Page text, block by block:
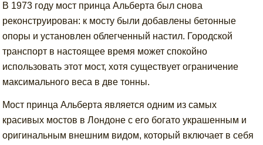
В 1973 году мост принца Альберта был снова
реконструирован: к мосту были добавлены бетонные
опоры и установлен облегченный настил. Городской
транспорт в настоящее время может спокойно
использовать этот мост, хотя существует ограничение
максимального веса в две тонны.
Мост принца Альберта является одним из самых
красивых мостов в Лондоне с его богато украшенным и
оригинальным внешним видом, который включает в себя